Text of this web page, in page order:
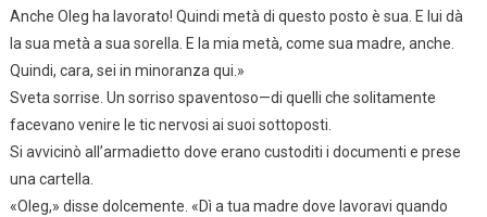
Anche Oleg ha lavorato! Quindi metà di questo posto è sua. E lui dà
la sua metà a sua sorella. E la mia metà, come sua madre, anche.
Quindi, cara, sei in minoranza qui.»
Sveta sorrise. Un sorriso spaventoso—di quelli che solitamente
facevano venire le tic nervosi ai suoi sottoposti.
Si avvicinò all’armadietto dove erano custoditi i documenti e prese
una cartella.
«Oleg,» disse dolcemente. «Dì a tua madre dove lavoravi quando